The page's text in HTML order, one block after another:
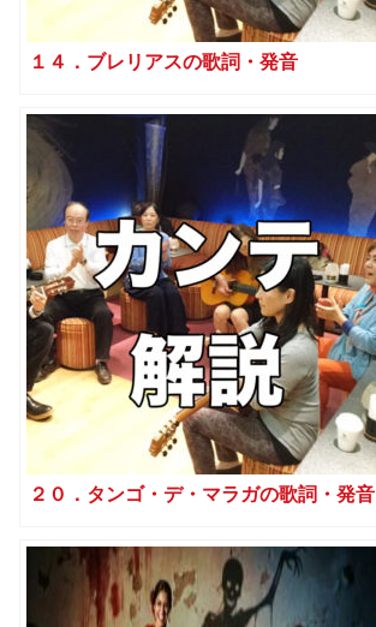
１４．ブレリアスの歌詞・発音
２０．タンゴ・デ・マラガの歌詞・発音